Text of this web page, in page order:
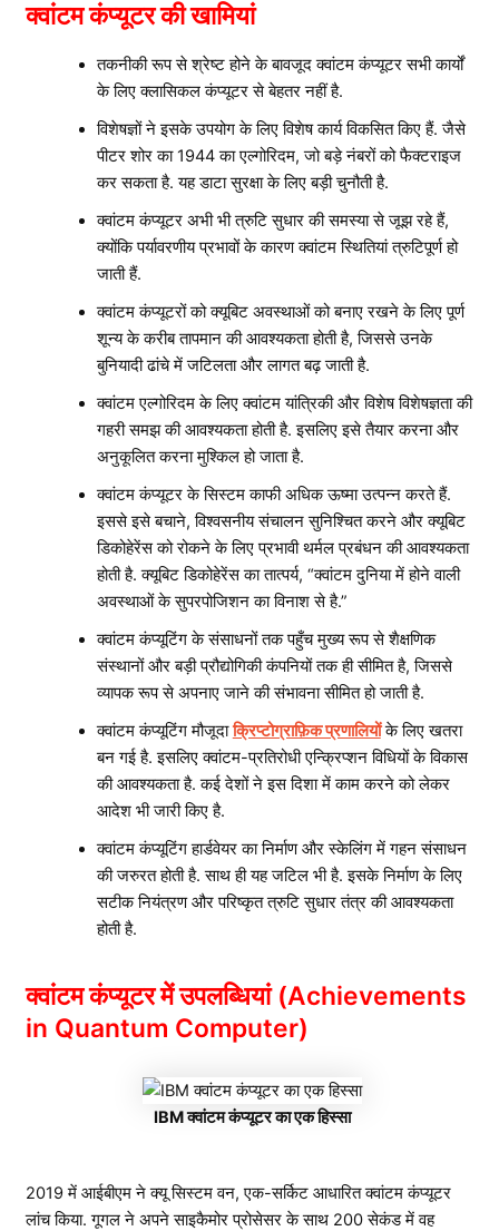
क्वांटम कंप्यूटर की खामियां
तकनीकी रूप से श्रेष्ट होने के बावजूद क्वांटम कंप्यूटर सभी कार्यों
के लिए क्लासिकल कंप्यूटर से बेहतर नहीं है.
विशेषज्ञों ने इसके उपयोग के लिए विशेष कार्य विकसित किए हैं. जैसे
पीटर शोर का 1944 का एल्गोरिदम, जो बड़े नंबरों को फैक्टराइज
कर सकता है. यह डाटा सुरक्षा के लिए बड़ी चुनौती है.
क्वांटम कंप्यूटर अभी भी त्रुटि सुधार की समस्या से जूझ रहे हैं,
क्योंकि पर्यावरणीय प्रभावों के कारण क्वांटम स्थितियां त्रुटिपूर्ण हो
जाती हैं.
क्वांटम कंप्यूटरों को क्यूबिट अवस्थाओं को बनाए रखने के लिए पूर्ण
शून्य के करीब तापमान की आवश्यकता होती है, जिससे उनके
बुनियादी ढांचे में जटिलता और लागत बढ़ जाती है.
क्वांटम एल्गोरिदम के लिए क्वांटम यांत्रिकी और विशेष विशेषज्ञता की
गहरी समझ की आवश्यकता होती है. इसलिए इसे तैयार करना और
अनुकूलित करना मुश्किल हो जाता है.
क्वांटम कंप्यूटर के सिस्टम काफी अधिक ऊष्मा उत्पन्न करते हैं.
इससे इसे बचाने, विश्वसनीय संचालन सुनिश्चित करने और क्यूबिट
डिकोहेरेंस को रोकने के लिए प्रभावी थर्मल प्रबंधन की आवश्यकता
होती है. क्यूबिट डिकोहेरेंस का तात्पर्य, “क्वांटम दुनिया में होने वाली
अवस्थाओं के सुपरपोजिशन का विनाश से है.”
क्वांटम कंप्यूटिंग के संसाधनों तक पहुँच मुख्य रूप से शैक्षणिक
संस्थानों और बड़ी प्रौद्योगिकी कंपनियों तक ही सीमित है, जिससे
व्यापक रूप से अपनाए जाने की संभावना सीमित हो जाती है.
क्वांटम कंप्यूटिंग मौजूदाक्रिप्टोग्राफ़िक प्रणालियोंके लिए खतरा
बन गई है. इसलिए क्वांटम-प्रतिरोधी एन्क्रिप्शन विधियों के विकास
की आवश्यकता है. कई देशों ने इस दिशा में काम करने को लेकर
आदेश भी जारी किए है.
क्वांटम कंप्यूटिंग हार्डवेयर का निर्माण और स्केलिंग में गहन संसाधन
की जरुरत होती है. साथ ही यह जटिल भी है. इसके निर्माण के लिए
सटीक नियंत्रण और परिष्कृत त्रुटि सुधार तंत्र की आवश्यकता
होती है.
क्वांटम कंप्यूटर में उपलब्धियां(Achievements
in Quantum Computer)
IBM क्वांटम कंप्यूटर का एक हिस्सा
2019 में आईबीएम ने क्यू सिस्टम वन, एक-सर्किट आधारित क्वांटम कंप्यूटर
लांच किया. गूगल ने अपने साइकैमोर प्रोसेसर के साथ 200 सेकंड में वह